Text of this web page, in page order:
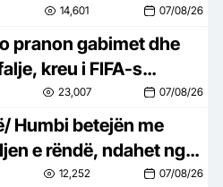
Al Diriah
14,601 07/08/26
pranon gabimet dhe
kreu i FIFA-s
dorëhiqet
23,007 07/08/26
Humbi betejën me
e rëndë, ndahet nga
12,252 07/08/26